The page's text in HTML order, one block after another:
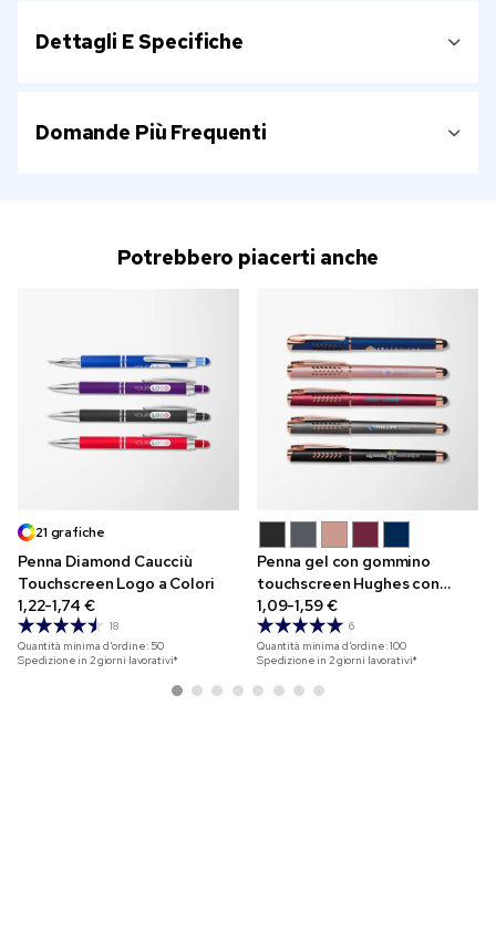
Dettagli E Specifiche
Domande Più Frequenti
Potrebbero piacerti anche
21 grafiche
Penna Diamond Caucciù
Touchscreen Logo a Colori
1,22-1,74 €
18
Quantità minima d'ordine: 50
Spedizione in 2 giorni lavorativi*
Penna gel con gommino
touchscreen Hughes con
cappuccio Chevron e stampa
a colori
1,09-1,59 €
6
Quantità minima d'ordine:100
Spedizione in 2 giorni lavorativi*